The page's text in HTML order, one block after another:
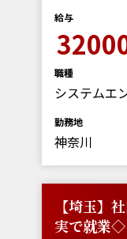
給与
職種
システムエ
勤務地
神奈川
【埼玉】
実で就業